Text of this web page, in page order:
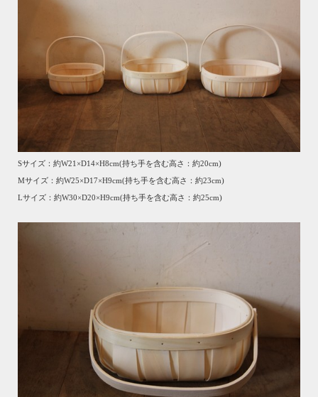
Sサイズ：約W21×D14×H8cm(持ち手を含む高さ：約20cm)
Mサイズ：約W25×D17×H9cm(持ち手を含む高さ：約23cm)
Lサイズ：約W30×D20×H9cm(持ち手を含む高さ：約25cm)